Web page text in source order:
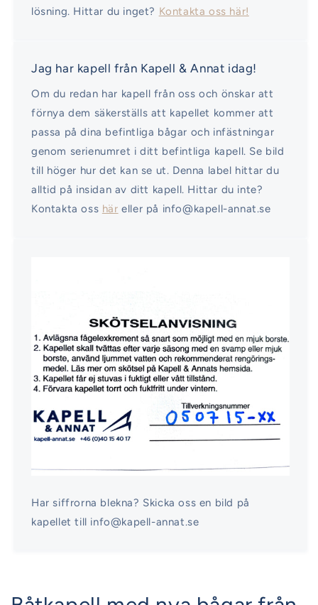
lösning. Hittar du inget? Kontakta oss här!
Jag har kapell från Kapell & Annat idag!
Om du redan har kapell från oss och önskar att
förnya dem säkerställs att kapellet kommer att
passa på dina befintliga bågar och infästningar
genom serienumret i ditt befintliga kapell. Se bild
till höger hur det kan se ut. Denna label hittar du
alltid på insidan av ditt kapell. Hittar du inte?
Kontakta oss här eller på info@kapell-annat.se
Har siffrorna blekna? Skicka oss en bild på
kapellet till info@kapell-annat.se